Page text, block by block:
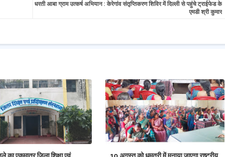
धरती आबा ग्राम उत्कर्ष अभियान : केरेगांव संतृप्तिकरण शिविर में दिल्ली से पहुंचे ट्राईफेड के
एमडी श्री कुमार